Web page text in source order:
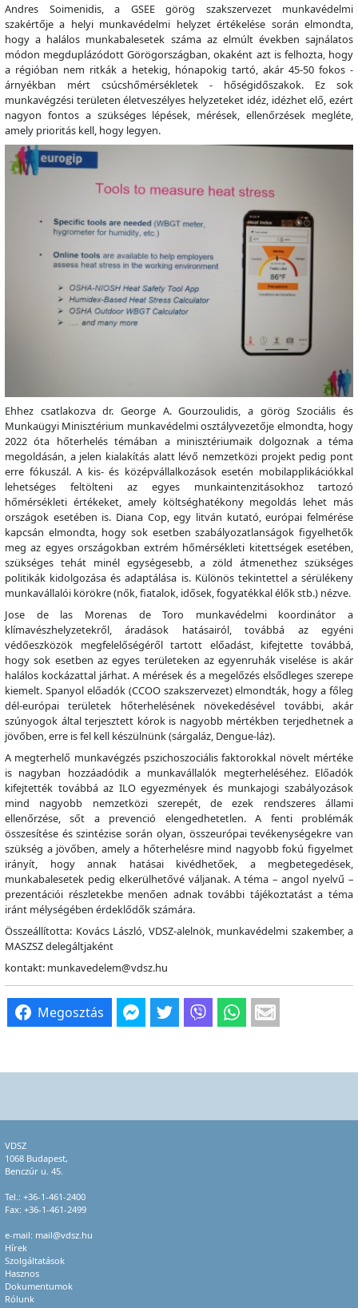
Andres Soimenidis, a GSEE görög szakszervezet munkavédelmi
szakértője a helyi munkavédelmi helyzet értékelése során elmondta,
hogy a halálos munkabalesetek száma az elmúlt években sajnálatos
módon megduplázódott Görögországban, okaként azt is felhozta, hogy
a régióban nem ritkák a hetekig, hónapokig tartó, akár 45-50 fokos -
árnyékban mért csúcshőmérsékletek - hőségidőszakok. Ez sok
munkavégzési területen életveszélyes helyzeteket idéz, idézhet elő, ezért
nagyon fontos a szükséges lépések, mérések, ellenőrzések megléte,
amely prioritás kell, hogy legyen.
Ehhez csatlakozva dr. George A. Gourzoulidis, a görög Szociális és
Munkaügyi Minisztérium munkavédelmi osztályvezetője elmondta, hogy
2022 óta hőterhelés témában a minisztériumaik dolgoznak a téma
megoldásán, a jelen kialakítás alatt lévő nemzetközi projekt pedig pont
erre fókuszál. A kis- és középvállalkozások esetén mobilapplikációkkal
lehetséges feltölteni az egyes munkaintenzitásokhoz tartozó
hőmérsékleti értékeket, amely költséghatékony megoldás lehet más
országok esetében is. Diana Cop, egy litván kutató, európai felmérése
kapcsán elmondta, hogy sok esetben szabályozatlanságok figyelhetők
meg az egyes országokban extrém hőmérsékleti kitettségek esetében,
szükséges tehát minél egységesebb, a zöld átmenethez szükséges
politikák kidolgozása és adaptálása is. Különös tekintettel a sérülékeny
munkavállalói körökre (nők, fiatalok, idősek, fogyatékkal élők stb.) nézve.
Jose de las Morenas de Toro munkavédelmi koordinátor a
klímavészhelyzetekről, áradások hatásairól, továbbá az egyéni
védőeszközök megfelelőségéről tartott előadást, kifejtette továbbá,
hogy sok esetben az egyes területeken az egyenruhák viselése is akár
halálos kockázattal járhat. A mérések és a megelőzés elsődleges szerepe
kiemelt. Spanyol előadók (CCOO szakszervezet) elmondták, hogy a főleg
dél-európai területek hőterhelésének növekedésével további, akár
szúnyogok által terjesztett kórok is nagyobb mértékben terjedhetnek a
jövőben, erre is fel kell készülnünk (sárgaláz, Dengue-láz).
A megterhelő munkavégzés pszichoszociális faktorokkal növelt mértéke
is nagyban hozzáadódik a munkavállalók megterheléséhez. Előadók
kifejtették továbbá az ILO egyezmények és munkajogi szabályozások
mind nagyobb nemzetközi szerepét, de ezek rendszeres állami
ellenőrzése, sőt a prevenció elengedhetetlen. A fenti problémák
összesítése és szintézise során olyan, összeurópai tevékenységekre van
szükség a jövőben, amely a hőterhelésre mind nagyobb fokú figyelmet
irányít, hogy annak hatásai kivédhetőek, a megbetegedések,
munkabalesetek pedig elkerülhetővé váljanak. A téma – angol nyelvű –
prezentációi részletekbe menően adnak további tájékoztatást a téma
iránt mélységében érdeklődők számára.
Összeállította: Kovács László, VDSZ-alelnök, munkavédelmi szakember, a
MASZSZ delegáltjaként
kontakt: munkavedelem@vdsz.hu
Megosztás
VDSZ
1068 Budapest,
Benczúr u. 45.
Tel.: +36-1-461-2400
Fax: +36-1-461-2499
e-mail: mail@vdsz.hu
Hírek
Szolgáltatások
Hasznos
Dokumentumok
Rólunk